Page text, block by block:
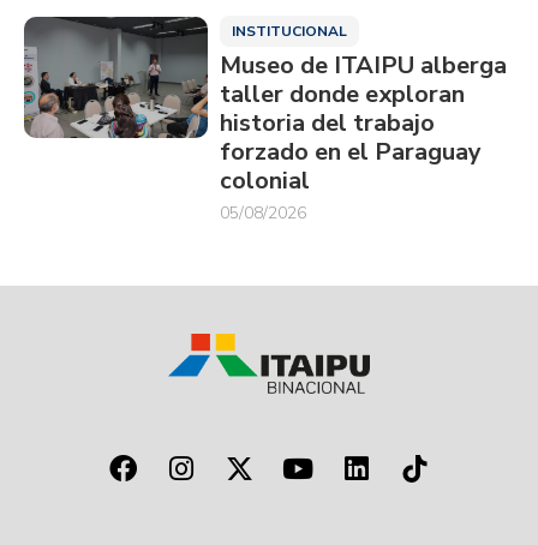
INSTITUCIONAL
Museo de ITAIPU alberga
taller donde exploran
historia del trabajo
forzado en el Paraguay
colonial
05/08/2026